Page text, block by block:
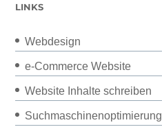
LINKS
Webdesign
e-Commerce Website
Website Inhalte schreiben
Suchmaschinenoptimierung